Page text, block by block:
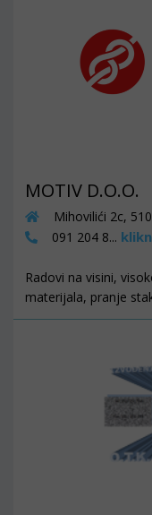
MOTIV D.O.O.
Mihovilići 2c,
091 204 8...
Radovi na visini,
materijala, pranje